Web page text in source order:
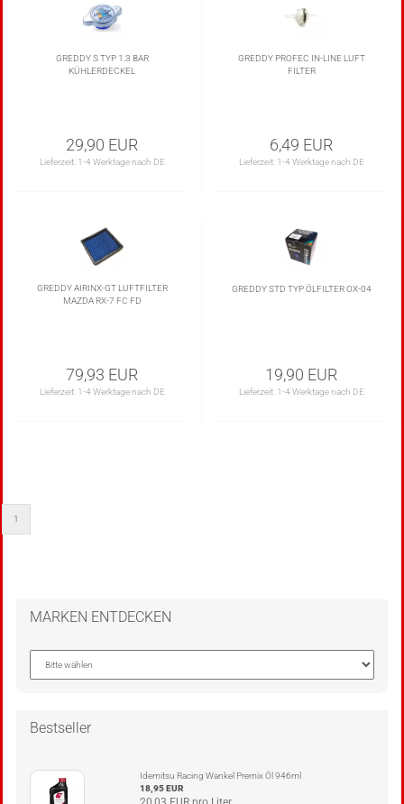
GREDDY S TYP 1.3 BAR
KÜHLERDECKEL
29,90 EUR
Lieferzeit: 1-4 Werktage nach DE
GREDDY PROFEC IN-LINE LUFT
FILTER
6,49 EUR
Lieferzeit: 1-4 Werktage nach DE
GREDDY AIRINX-GT LUFTFILTER
MAZDA RX-7 FC FD
79,93 EUR
Lieferzeit: 1-4 Werktage nach DE
GREDDY STD TYP ÖLFILTER OX-04
19,90 EUR
Lieferzeit: 1-4 Werktage nach DE
1
MARKEN ENTDECKEN
Bestseller
Idemitsu Racing Wankel Premix Öl 946ml
18,95 EUR